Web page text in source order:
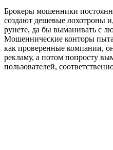
Брокеры мошенники
создают дешевые лохотроны
рунете, да бы выманивать с
Мошеннические конторы
как проверенные компании,
рекламу, а потом попросту
пользователей,